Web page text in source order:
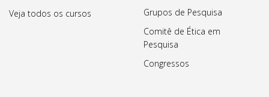
Veja todos os cursos
Grupos de Pesquisa
Comitê de Ética em
Pesquisa
Congressos